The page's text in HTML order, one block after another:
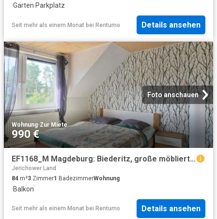
·Garten·Parkplatz
Seit mehr als einem Monat bei Rentumo Details ansehen
Foto anschauen
Wohnung·Zur Miete
990 €
EF1168_M Magdeburg: Biederitz, große möblierte Wohnung mit Balkon in ruhiger Nebenstraße, WLAN inklusive
Jerichower Land
84 m²3 Zimmer1 BadezimmerWohnung
·Balkon
Seit mehr als einem Monat bei Rentumo Details ansehen